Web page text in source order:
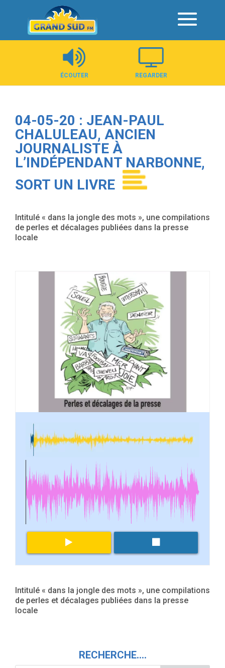
Panneau de gestion des cookies
ÉCOUTER REGARDER
04-05-20 : JEAN-PAUL
CHALULEAU, ANCIEN
JOURNALISTE À
L’INDÉPENDANT NARBONNE,
SORT UN LIVRE
Intitulé « dans la jongle des mots », une compilations
de perles et décalages publiées dans la presse
locale
Intitulé « dans la jongle des mots », une compilations
de perles et décalages publiées dans la presse
locale
RECHERCHE….